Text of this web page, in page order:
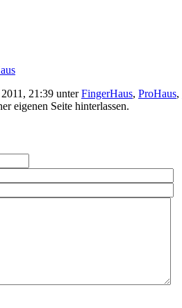
21:39 unterFingerHaus, ProHaus,
eigenen Seite hinterlassen.